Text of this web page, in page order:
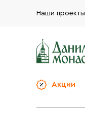
Наши проекты
Акции
Бренды